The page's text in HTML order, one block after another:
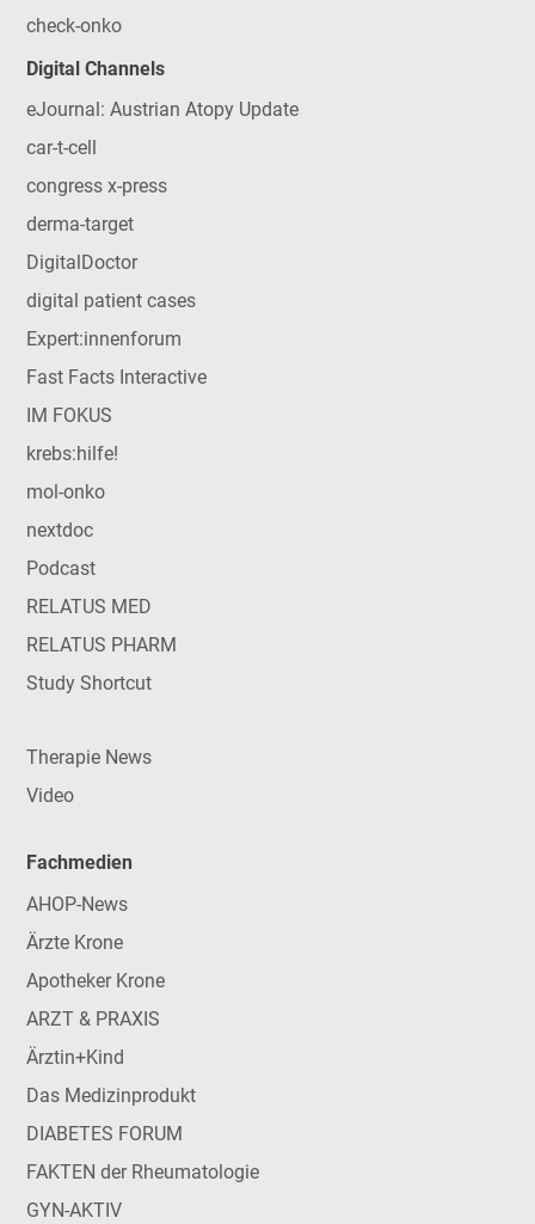
check-onko
Digital Channels
eJournal: Austrian Atopy Update
car-t-cell
congress x-press
derma-target
DigitalDoctor
digital patient cases
Expert:innenforum
Fast Facts Interactive
IM FOKUS
krebs:hilfe!
mol-onko
nextdoc
Podcast
RELATUS MED
RELATUS PHARM
Study Shortcut
Therapie News
Video
Fachmedien
AHOP-News
Ärzte Krone
Apotheker Krone
ARZT & PRAXIS
Ärztin+Kind
Das Medizinprodukt
DIABETES FORUM
FAKTEN der Rheumatologie
GYN-AKTIV